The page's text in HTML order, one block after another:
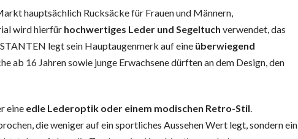
hauptsächlich Rucksäcke für Frauen und Männern,
wird hierfür hochwertiges Leder und Segeltuchverwendet, das
legt sein Hauptaugenmerk auf eine überwiegend
ab 16 Jahren sowie junge Erwachsene dürften an dem Design, den
eine edle Lederoptik oder einem modischen Retro-Stil
die weniger auf ein sportliches Aussehen Wert legt, sondern ein